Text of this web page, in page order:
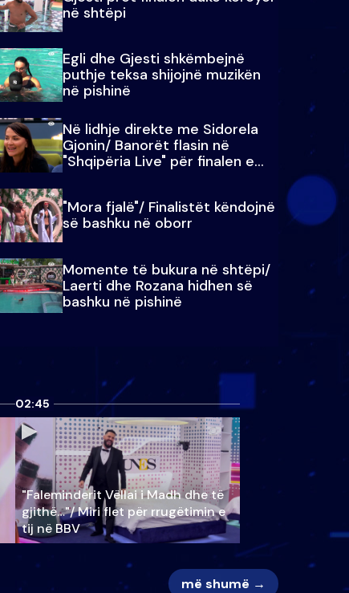
në shtëpi
Egli dhe Gjesti shkëmbejnë
puthje teksa shijojnë muzikën
në pishinë
Në lidhje direkte me Sidorela
Gjonin/ Banorët flasin në
"Shqipëria Live" për finalen e
madhe
"Mora fjalë"/ Finalistët këndojnë
së bashku në oborr
Momente të bukura në shtëpi/
Laerti dhe Rozana hidhen së
bashku në pishinë
02:45
"Faleminderit Vëllai i Madh dhe të
gjithë…"/ Miri flet për rrugëtimin e
tij në BBV
më shumë →